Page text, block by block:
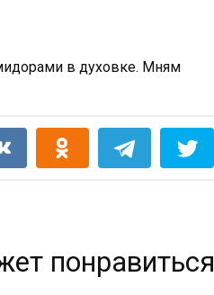
понравиться